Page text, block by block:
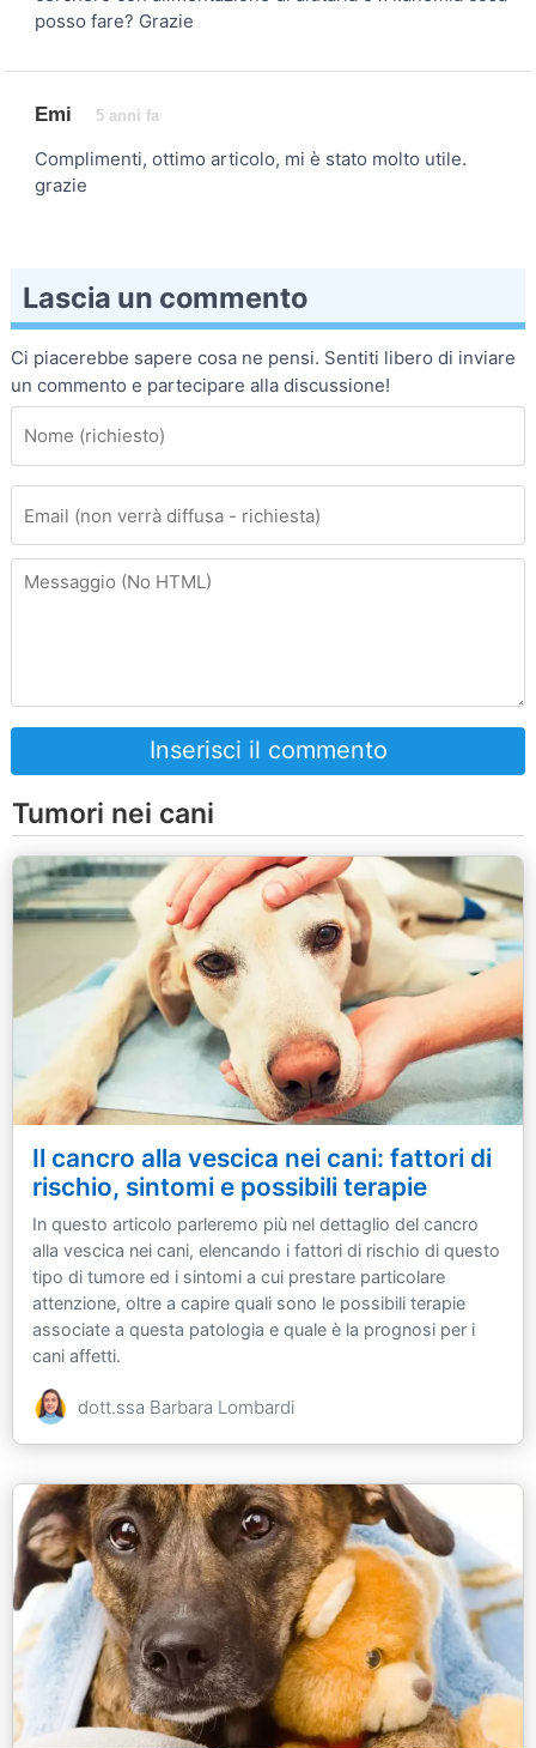
posso fare? Grazie
Emi 5 anni fa
Complimenti, ottimo articolo, mi è stato molto utile.
grazie
Lascia un commento
Ci piacerebbe sapere cosa ne pensi. Sentiti libero di inviare
un commento e partecipare alla discussione!
Inserisci il commento
Tumori nei cani
Il cancro alla vescica nei cani: fattori di
rischio, sintomi e possibili terapie
In questo articolo parleremo più nel dettaglio del cancro
alla vescica nei cani, elencando i fattori di rischio di questo
tipo di tumore ed i sintomi a cui prestare particolare
attenzione, oltre a capire quali sono le possibili terapie
associate a questa patologia e quale è la prognosi per i
cani affetti.
dott.ssa Barbara Lombardi